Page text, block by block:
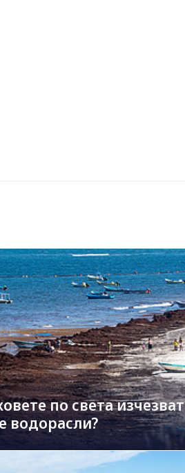
по света изчезват
водорасли?